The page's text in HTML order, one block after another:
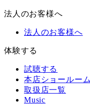
法人のお客様へ
法人のお客様へ
体験する
試聴する
本店ショールーム
取扱店一覧
Music